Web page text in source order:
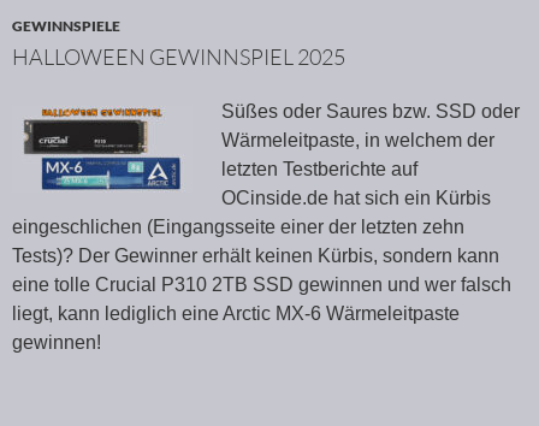
GEWINNSPIELE
HALLOWEEN GEWINNSPIEL 2025
Süßes oder Saures bzw. SSD oder
Wärmeleitpaste, in welchem der
letzten Testberichte auf
OCinside.de hat sich ein Kürbis
eingeschlichen (Eingangsseite einer der letzten zehn
Tests)? Der Gewinner erhält keinen Kürbis, sondern kann
eine tolle Crucial P310 2TB SSD gewinnen und wer falsch
liegt, kann lediglich eine Arctic MX-6 Wärmeleitpaste
gewinnen!